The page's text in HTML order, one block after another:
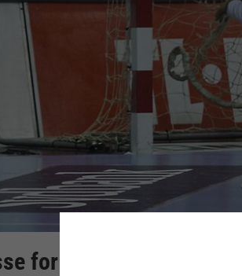
for dansk klubhåndbold